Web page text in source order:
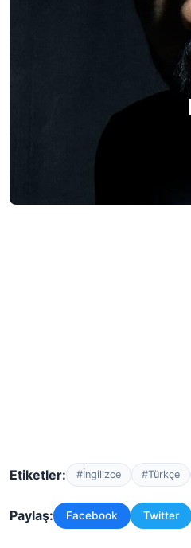
Etiketler: #İngilizce #Türkçe
Paylaş: Facebook Twitter